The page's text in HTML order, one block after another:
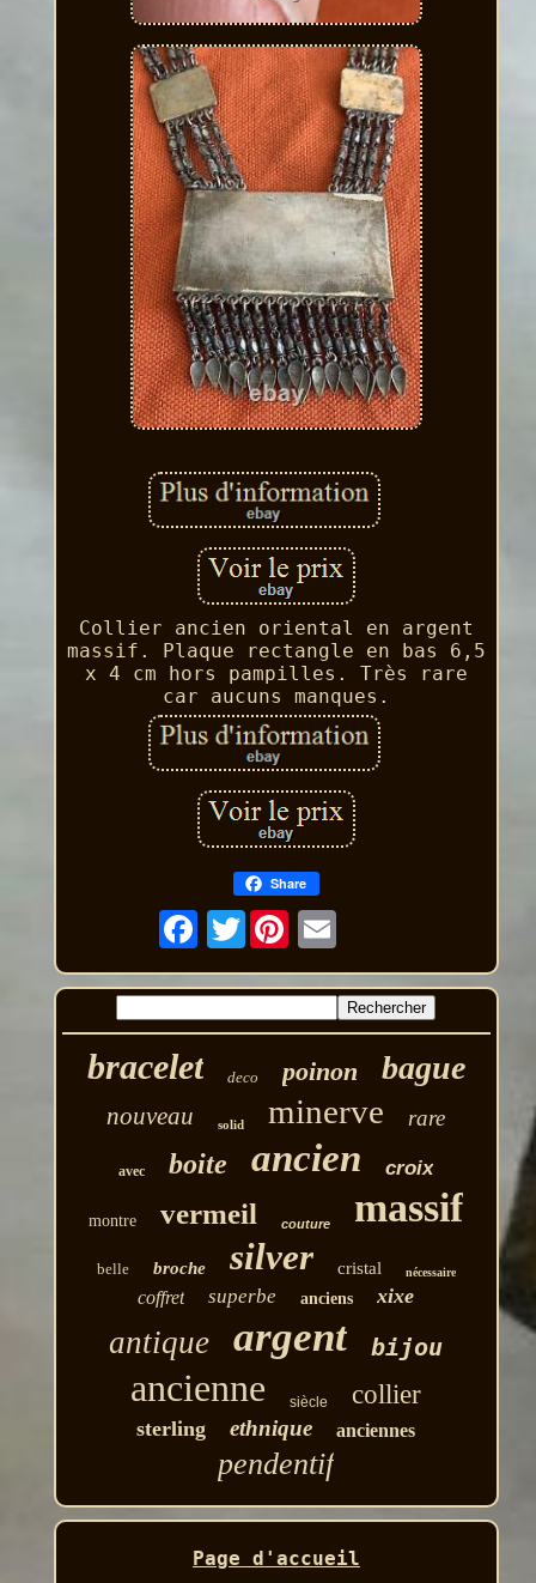
Collier ancien oriental en argent
massif. Plaque rectangle en bas 6,5
x 4 cm hors pampilles. Très rare
car aucuns manques.
Share
Twitter
bracelet deco poinon bague
nouveau solid minerve rare
avec boite ancien croix
montre vermeil couture massif
belle broche silver cristal nécessaire
coffret superbe anciens xixe
antique argent bijou
ancienne siècle collier
sterling ethnique anciennes
pendentif
Page d'accueil